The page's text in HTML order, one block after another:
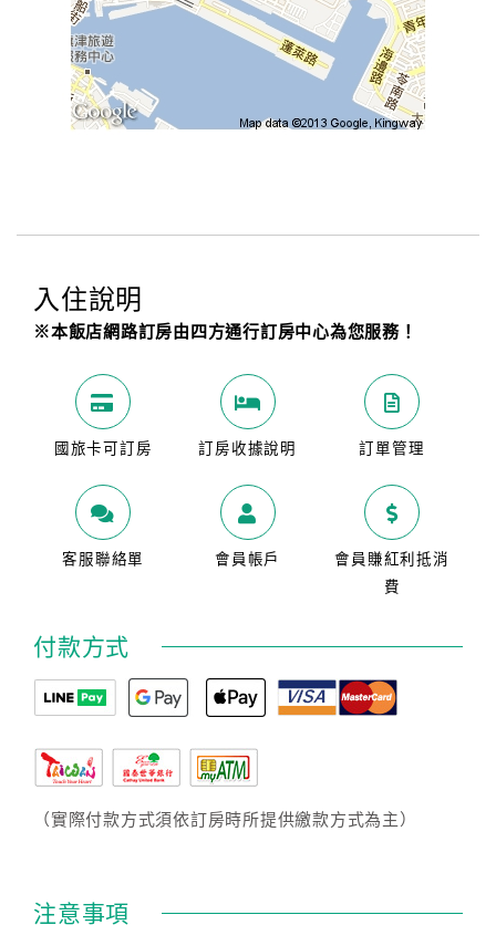
入住說明
※本飯店網路訂房由四方通行訂房中心為您服務！
國旅卡可訂房 訂房收據說明 訂單管理
客服聯絡單 會員帳戶
會員賺紅利抵消
費
付款方式
（實際付款方式須依訂房時所提供繳款方式為主）
注意事項